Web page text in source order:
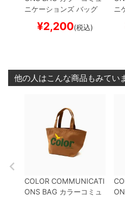
ニケーションズ バッグ
CAMELスケートボー
¥2,200(税込)
ニ
他の人はこんな商品もみてい
COLOR COMMUNICATI
ONS BAG カラーコミュ